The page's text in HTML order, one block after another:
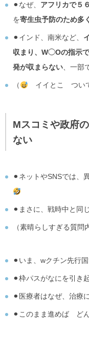
⚫︎なぜ、 アフリカで５
を寄生虫予防のため多
⚫︎インド、南米など、
収まり、W◯Oの指示
発が収まらない 、一
（ イイとこ ついて
Mスコミや政府
ない
⚫︎ネットやSNSでは、
⚫︎まさに、戦時中と同
（素晴らしすぎる質問
⚫︎いま、wクチン先行
⚫︎枠パスがなにを引き
⚫︎医療者はなぜ、治療
⚫︎このまま進めば ど